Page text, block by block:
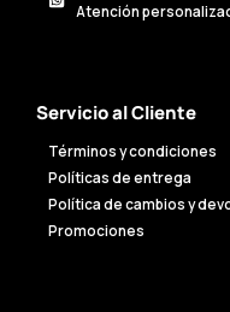
Atención
Servicio al Cliente
Términos y condiciones
Políticas de entrega
Política de cambios y
Promociones